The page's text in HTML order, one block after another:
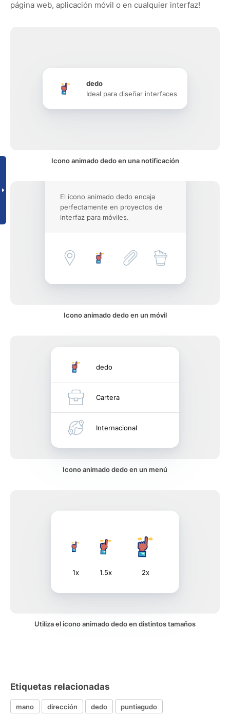
página web, aplicación móvil o en cualquier interfaz!
dedo
Ideal para diseñar interfaces
Icono animado dedo en una notificación
El icono animado dedo encaja
perfectamente en proyectos de
interfaz para móviles.
Icono animado dedo en un móvil
dedo
Cartera
Internacional
Icono animado dedo en un menú
1x 1.5x 2x
Utiliza el icono animado dedo en distintos tamaños
Etiquetas relacionadas
mano dirección dedo puntiagudo